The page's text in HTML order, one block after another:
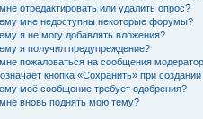
отредактировать или удалить опрос?
мне недоступны некоторые форумы?
я не могу добавлять вложения?
я получил предупреждение?
пожаловаться на сообщения
кнопка «Сохранить» при
моё сообщение требует одобрения?
вновь поднять мою тему?